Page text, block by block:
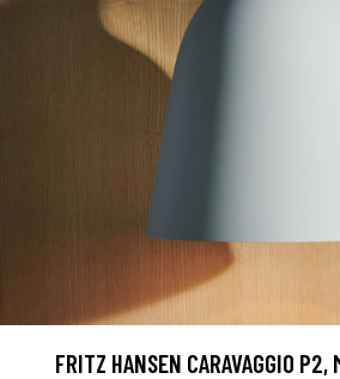
FRITZ HANSEN CARAVAGGIO P2,